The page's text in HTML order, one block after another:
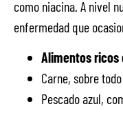
como niacina. A nivel
enfermedad que
Alimentos
Carne, sobre
Pescado azul,